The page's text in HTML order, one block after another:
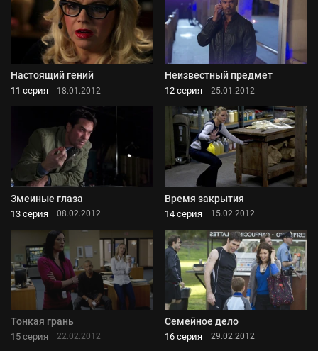
Настоящий гений
11 серия 18.01.2012
Неизвестный предмет
12 серия 25.01.2012
Змеиные глаза
13 серия 08.02.2012
Время закрытия
14 серия 15.02.2012
Тонкая грань
15 серия 22.02.2012
Семейное дело
16 серия 29.02.2012